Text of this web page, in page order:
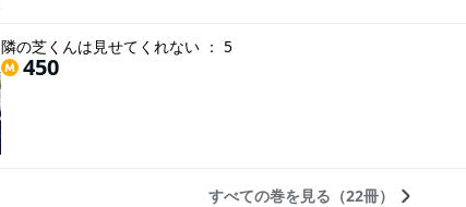
隣の芝くんは見せてくれない ： 5
450
すべての巻を見る（22冊）